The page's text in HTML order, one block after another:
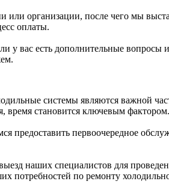
организации, после чего мы
оплаты.
у вас есть дополнительные вопросы
системы являются важной
время становится ключевым фактором.
первоочередное
наших специалистов для
потребностей по ремонту